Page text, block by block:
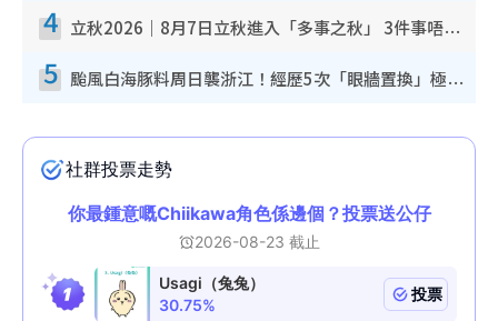
4 立秋2026｜8月7日立秋進入「多事之秋」 3件事唔做得！專家教6招開運 清枱頭／銀包納氣接好運
5 颱風白海豚料周日襲浙江！經歷5次「眼牆置換」極罕見 成登陸內地最長途颱風